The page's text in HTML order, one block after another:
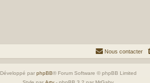
Nous contacter
Développé par phpBB® Forum Software © phpBB Limited